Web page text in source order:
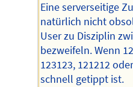
Eine serverseitige
natürlich nicht
User zu Disziplin
bezweifeln. Wenn
123123, 121212
schnell getippt ist.